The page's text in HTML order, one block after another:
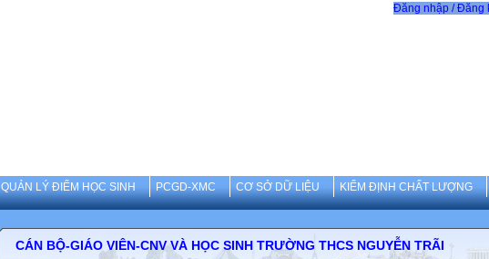
Đăng nhập / Đăng
QUẢN LÝ ĐIỂM HỌC SINH PCGD-XMC CƠ SỞ DỮ LIỆU
KIỂM ĐỊNH CHẤT LƯỢNG
CÁN BỘ-GIÁO VIÊN-CNV VÀ HỌC SINH TRƯỜNG THCS NGUYỄN TRÃI